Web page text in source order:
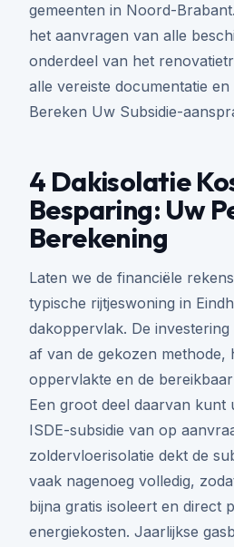
gemeenten in Noord-
het aanvragen van alle
onderdeel van het
alle vereiste documentatie
Bereken Uw Subsidie-
4 Dakisolatie
Besparing: Uw
Berekening
Laten we de financiële
typische rijtjeswoning in
dakoppervlak. De
af van de gekozen methode,
oppervlakte en de
Een groot deel daarvan kunt
ISDE-subsidie van op
zoldervloerisolatie dekt de
vaak nagenoeg volledig,
bijna gratis isoleert en direct
energiekosten. Jaarlijkse